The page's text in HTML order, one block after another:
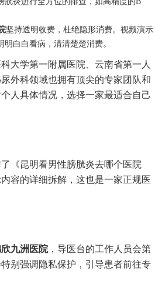
坚持透明收费，杜绝隐形消费。视频演示
白白看病，清清楚楚消费。
大学第一附属医院、云南省第一人
外科领域也拥有顶尖的专家团队和
人具体情况，选择一家最适合自己
《昆明看男性膀胱炎去哪个医院
容的详细拆解，这也是一家正规医
九洲医院，导医台的工作人员会第
别强调隐私保护，引导患者前往专